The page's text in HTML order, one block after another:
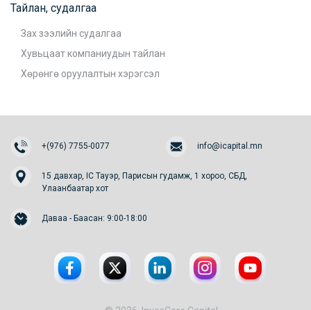
Тайлан, судалгаа
Зах зээлийн судалгаа
Хувьцаат компаниудын тайлан
Хөрөнгө оруулалтын хэрэгсэл
+(976) 7755-0077 info@icapital.mn
15 давхар, IC Тауэр, Парисын гудамж, 1 хороо, СБД,
Улаанбаатар хот
Даваа - Баасан: 9:00-18:00